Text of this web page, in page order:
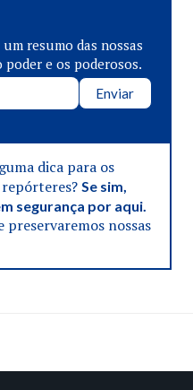
resumo das nossas
e os poderosos.
Enviar
dica para os
repórteres? Se sim,
segurança por aqui.
preservaremos nossas